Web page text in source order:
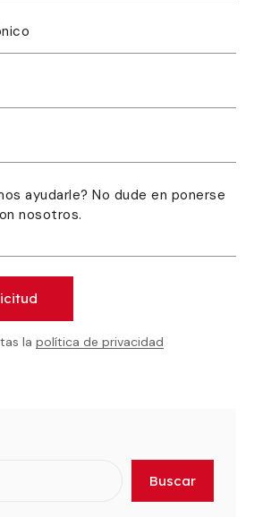
lapolítica de privacidad
Buscar